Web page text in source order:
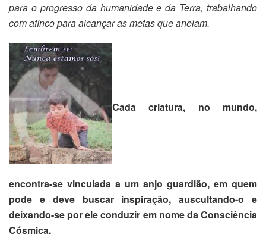
para o progresso da humanidade e da Terra, trabalhando
com afinco para alcançar as metas que anelam.
Cada criatura, no mundo,
encontra-se vinculada a um anjo guardião, em quem
pode e deve buscar inspiração, auscultando-o e
deixando-se por ele conduzir em nome da Consciência
Cósmica.